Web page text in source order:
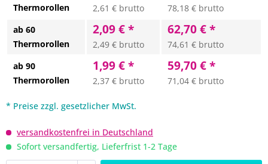
Thermorollen
2,61 € brutto
78,18 € brutto
ab 60
Thermorollen
2,09 € *
2,49 € brutto
62,70 € *
74,61 € brutto
ab 90
Thermorollen
1,99 € *
2,37 € brutto
59,70 € *
71,04 € brutto
* Preise zzgl. gesetzlicher MwSt.
versandkostenfrei in Deutschland
Sofort versandfertig, Lieferfrist 1-2 Tage